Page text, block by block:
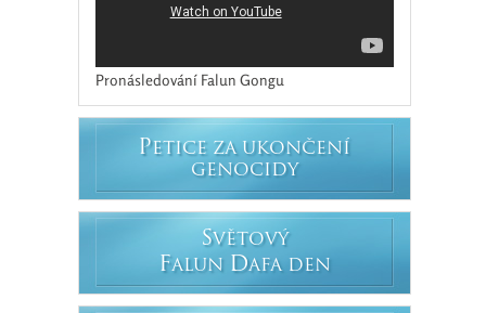
Pronásledování Falun Gongu
PETICE ZA UKONČENÍ
GENOCIDY
SVĚTOVÝ
FALUN DAFA DEN